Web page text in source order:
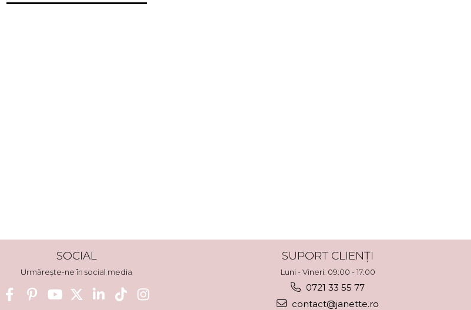
SOCIAL
Urmărește-ne în social media
SUPORT CLIENȚI
Luni - Vineri: 09:00 - 17:00
0721 33 55 77
contact@janette.ro